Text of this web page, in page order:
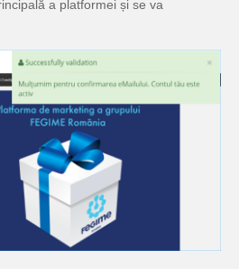
a platformei și se va